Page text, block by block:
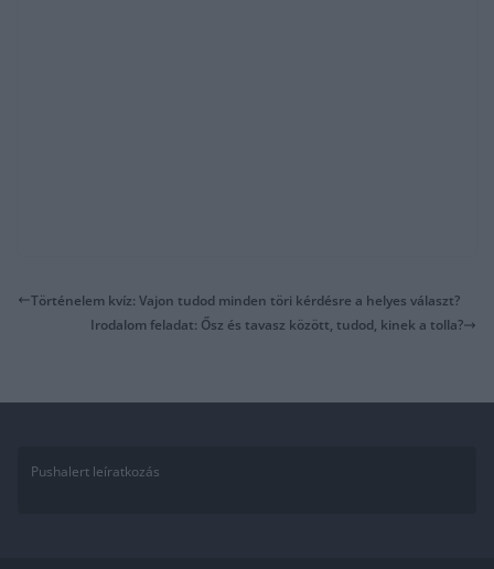
Történelem kvíz: Vajon tudod minden töri kérdésre a helyes választ?
Irodalom feladat: Ősz és tavasz között, tudod, kinek a tolla?
Pushalert leíratkozás